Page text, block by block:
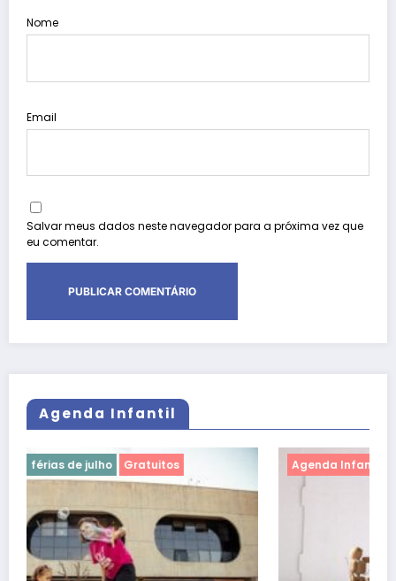
Nome
Email
Salvar meus dados neste navegador para a próxima vez que
eu comentar.
Agenda Infantil
Agenda Infantil férias de julho Gratuitos